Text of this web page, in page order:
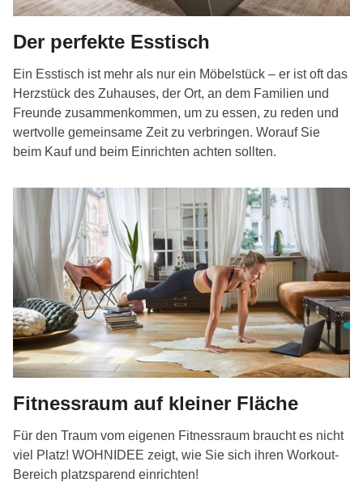
Der perfekte Esstisch
Ein Esstisch ist mehr als nur ein Möbelstück – er ist oft das
Herzstück des Zuhauses, der Ort, an dem Familien und
Freunde zusammenkommen, um zu essen, zu reden und
wertvolle gemeinsame Zeit zu verbringen. Worauf Sie
beim Kauf und beim Einrichten achten sollten.
Fitnessraum auf kleiner Fläche
Für den Traum vom eigenen Fitnessraum braucht es nicht
viel Platz! WOHNIDEE zeigt, wie Sie sich ihren Workout-
Bereich platzsparend einrichten!